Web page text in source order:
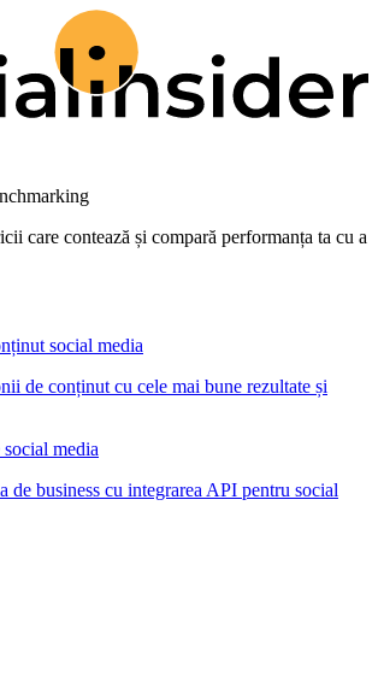
care contează și compară performanța ta cu a
social media
de conținut cu cele mai bune rezultate și
media
de business cu integrarea API pentru social